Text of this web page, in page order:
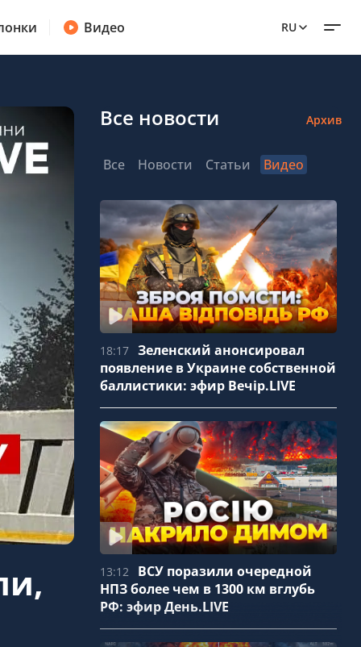
Видео RU
Все новости Архив
Все Новости Статьи Видео
18:17
Зеленский анонсировал
появление в Украине собственной
баллистики: эфир Вечір.LIVE
13:12
ВСУ поразили очередной
НПЗ более чем в 1300 км вглубь
РФ: эфир День.LIVE